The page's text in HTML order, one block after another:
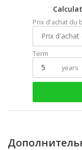
Prix d'achat du
Term
years